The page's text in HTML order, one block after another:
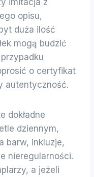
opisu,
duża ilość
mogą budzić
o certyfikat
autentyczność.
dokładne
dziennym,
barw, inkluzje,
nieregularności.
a jeżeli